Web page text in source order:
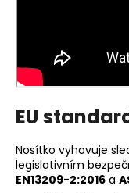
EU
Nosítko vyhovuje
legislativním
EN13209-2:2016 a